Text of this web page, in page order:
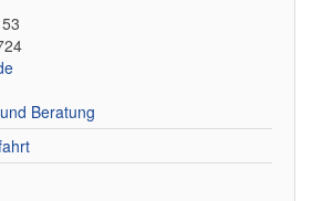
Beratung